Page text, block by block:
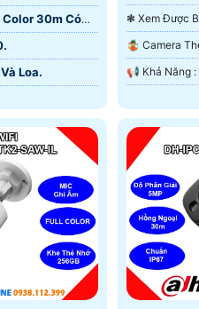
Color 30m Có
Loa.
Màu Ban
🤹 Camera
️📢 Khả Năng :